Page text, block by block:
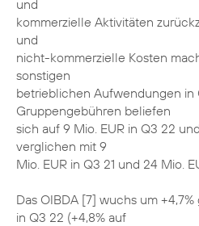
und
kommerzielle Aktivitäten
und
nicht-kommerzielle Kosten
sonstigen
betrieblichen Aufwendungen in
Gruppengebühren beliefen
sich auf 9 Mio. EUR in Q3 22
verglichen mit 9
Mio. EUR in Q3 21 und 24 Mio.
Das OIBDA [7] wuchs um
in Q3 22 (+4,8% auf